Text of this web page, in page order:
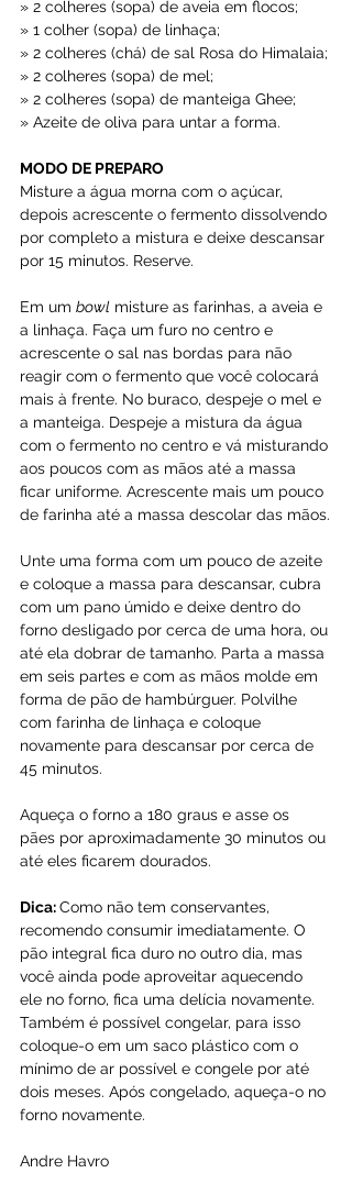
» 2 colheres (sopa) de aveia em flocos;
» 1 colher (sopa) de linhaça;
» 2 colheres (chá) de sal Rosa do Himalaia;
» 2 colheres (sopa) de mel;
» 2 colheres (sopa) de manteiga Ghee;
» Azeite de oliva para untar a forma.
MODO DE PREPARO
Misture a água morna com o açúcar,
depois acrescente o fermento dissolvendo
por completo a mistura e deixe descansar
por 15 minutos. Reserve.
Em um bowl misture as farinhas, a aveia e
a linhaça. Faça um furo no centro e
acrescente o sal nas bordas para não
reagir com o fermento que você colocará
mais à frente. No buraco, despeje o mel e
a manteiga. Despeje a mistura da água
com o fermento no centro e vá misturando
aos poucos com as mãos até a massa
ficar uniforme. Acrescente mais um pouco
de farinha até a massa descolar das mãos.
Unte uma forma com um pouco de azeite
e coloque a massa para descansar, cubra
com um pano úmido e deixe dentro do
forno desligado por cerca de uma hora, ou
até ela dobrar de tamanho. Parta a massa
em seis partes e com as mãos molde em
forma de pão de hambúrguer. Polvilhe
com farinha de linhaça e coloque
novamente para descansar por cerca de
45 minutos.
Aqueça o forno a 180 graus e asse os
pães por aproximadamente 30 minutos ou
até eles ficarem dourados.
Dica: Como não tem conservantes,
recomendo consumir imediatamente. O
pão integral fica duro no outro dia, mas
você ainda pode aproveitar aquecendo
ele no forno, fica uma delícia novamente.
Também é possível congelar, para isso
coloque-o em um saco plástico com o
mínimo de ar possível e congele por até
dois meses. Após congelado, aqueça-o no
forno novamente.
Andre Havro